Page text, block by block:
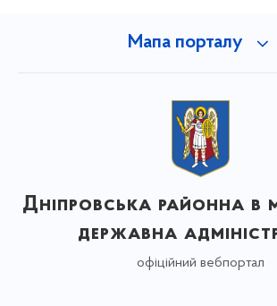
Мапа порталу
Дніпровська районна в
державна
офіційний вебпортал